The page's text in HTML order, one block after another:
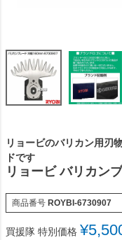
リョービのバリカン用刃
ドです
リョービ バリカン
商品番号 ROYBI-6730907
買援隊 特別価格 ¥